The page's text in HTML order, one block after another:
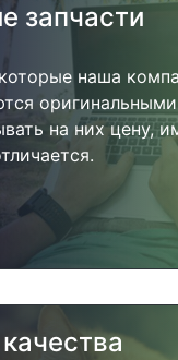
запчасти
наша
на них цену,